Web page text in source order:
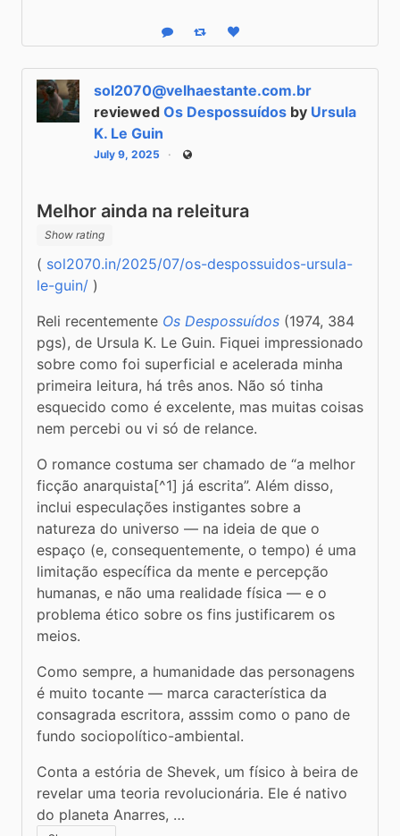
Reply Boost statusLike status
sol2070@velhaestante.com.br
reviewed Os Despossuídos by Ursula
K. Le Guin
July 9, 2025 Public
Melhor ainda na releitura
Show rating
( sol2070.in/2025/07/os-despossuidos-ursula-
le-guin/ )
Reli recentemente Os Despossuídos (1974, 384
pgs), de Ursula K. Le Guin. Fiquei impressionado
sobre como foi superficial e acelerada minha
primeira leitura, há três anos. Não só tinha
esquecido como é excelente, mas muitas coisas
nem percebi ou vi só de relance.
O romance costuma ser chamado de “a melhor
ficção anarquista[^1] já escrita”. Além disso,
inclui especulações instigantes sobre a
natureza do universo — na ideia de que o
espaço (e, consequentemente, o tempo) é uma
limitação específica da mente e percepção
humanas, e não uma realidade física — e o
problema ético sobre os fins justificarem os
meios.
Como sempre, a humanidade das personagens
é muito tocante — marca característica da
consagrada escritora, asssim como o pano de
fundo sociopolítico-ambiental.
Conta a estória de Shevek, um físico à beira de
revelar uma teoria revolucionária. Ele é nativo
do planeta Anarres, …